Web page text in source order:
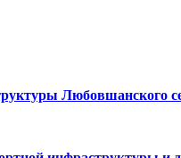
Любовшанского